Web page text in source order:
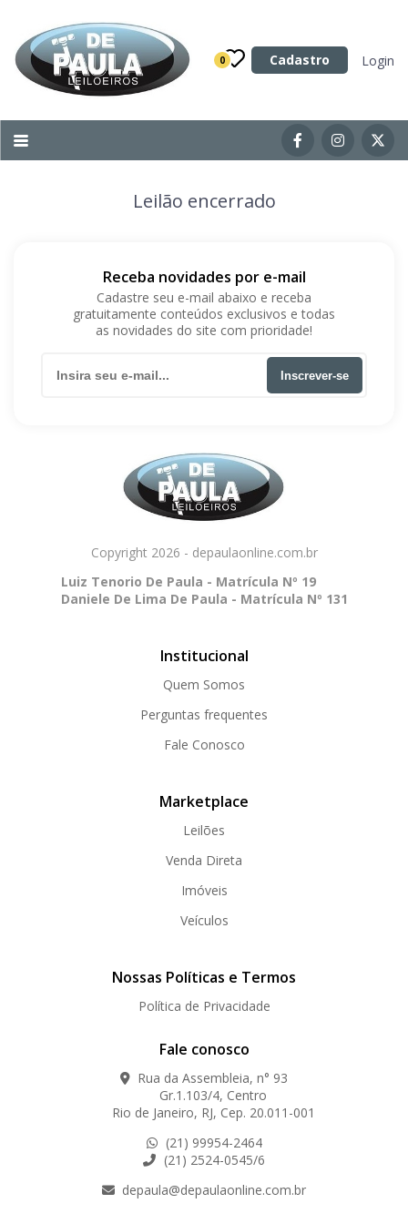
0 Cadastro Login
Categoria
Imóveis
Acessórios para Veículos
Máquinas
Leilão encerrado
Receba novidades por e-mail
Cadastre seu e-mail abaixo e receba
gratuitamente conteúdos exclusivos e todas
as novidades do site com prioridade!
Inscrever-se
Copyright 2026 - depaulaonline.com.br
Luiz Tenorio De Paula - Matrícula Nº 19
Daniele De Lima De Paula - Matrícula Nº 131
Institucional
Quem Somos
Perguntas frequentes
Fale Conosco
Marketplace
Leilões
Venda Direta
Imóveis
Veículos
Nossas Políticas e Termos
Política de Privacidade
Fale conosco
Rua da Assembleia, n° 93
Gr.1.103/4, Centro
Rio de Janeiro, RJ, Cep. 20.011-001
(21) 99954-2464
(21) 2524-0545/6
depaula@depaulaonline.com.br